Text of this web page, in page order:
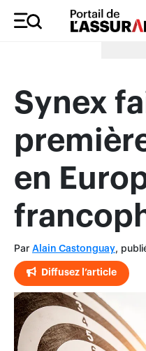
Merci à
Synex
en
Par Alain Castonguay,
Diffusez l’article